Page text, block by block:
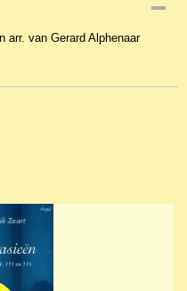
arr. van Gerard Alphenaar